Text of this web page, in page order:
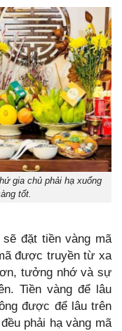
gia chủ phải hạ xuống
tốt.
đặt tiền vàng mã
được truyền từ xa
tưởng nhớ và sự
Tiền vàng để lâu
được để lâu trên
phải hạ vàng mã